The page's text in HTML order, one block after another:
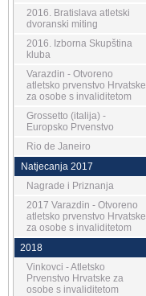
2016. Bratislava atletski
dvoranski miting
2016. Izborna Skupština
kluba
Varazdin - Otvoreno
atletsko prvenstvo Hrvatske
za osobe s invaliditetom
Grossetto (italija) -
Europsko Prvenstvo
Rio de Janeiro
Natjecanja 2017
Nagrade i Priznanja
2017 Varazdin - Otvoreno
atletsko prvenstvo Hrvatske
za osobe s invaliditetom
2018
Vinkovci - Atletsko
Prvenstvo Hrvatske za
osobe s invaliditetom